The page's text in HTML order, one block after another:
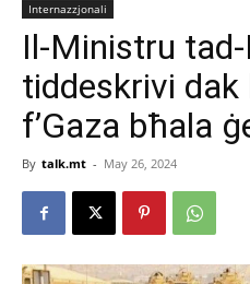
Internazzjonali
Il-Ministru
tiddeskrivi dak
f’Gaza bħala
By talk.mt - May 26, 2024